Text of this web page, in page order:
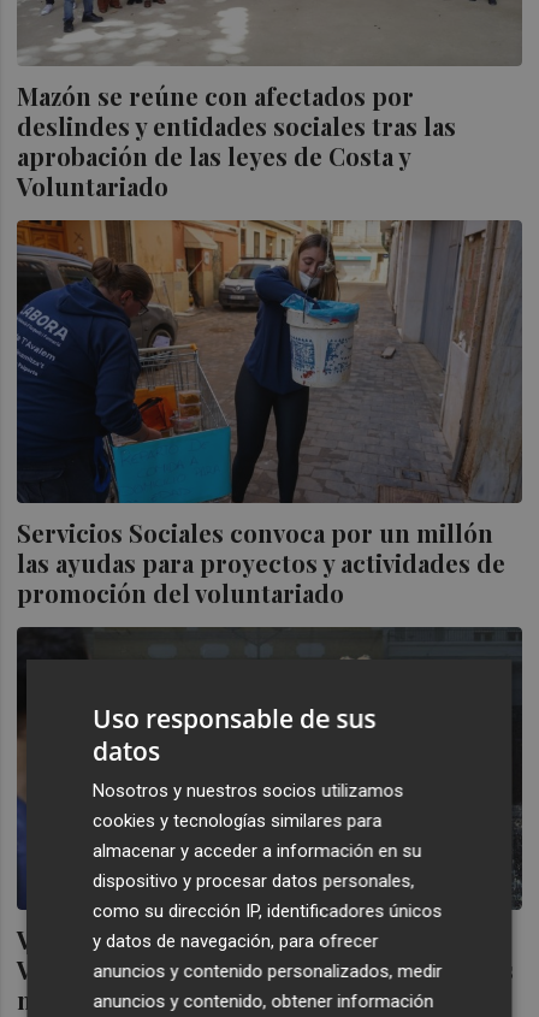
Mazón se reúne con afectados por
deslindes y entidades sociales tras las
aprobación de las leyes de Costa y
Voluntariado
Servicios Sociales convoca por un millón
las ayudas para proyectos y actividades de
promoción del voluntariado
València acogerá el I Congreso de
Voluntariado en febrero y reconocerá a los
movilizados por la Dana
Uso responsable de sus
datos
Nosotros y nuestros socios utilizamos
cookies y tecnologías similares para
almacenar y acceder a información en su
dispositivo y procesar datos personales,
como su dirección IP, identificadores únicos
y datos de navegación, para ofrecer
anuncios y contenido personalizados, medir
anuncios y contenido, obtener información